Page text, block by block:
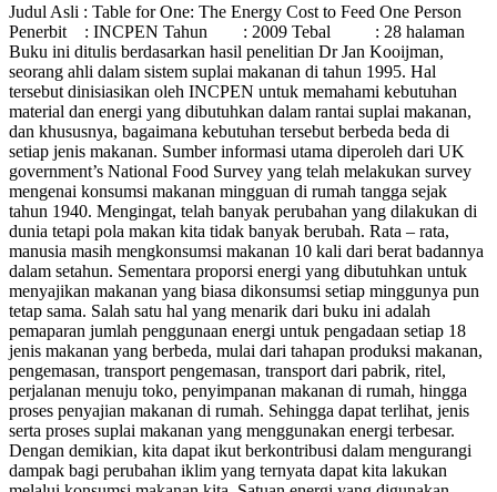
Judul Asli : Table for One: The Energy Cost to Feed One Person
Penerbit : INCPEN Tahun : 2009 Tebal : 28 halaman
Buku ini ditulis berdasarkan hasil penelitian Dr Jan Kooijman,
seorang ahli dalam sistem suplai makanan di tahun 1995. Hal
tersebut dinisiasikan oleh INCPEN untuk memahami kebutuhan
material dan energi yang dibutuhkan dalam rantai suplai makanan,
dan khususnya, bagaimana kebutuhan tersebut berbeda beda di
setiap jenis makanan. Sumber informasi utama diperoleh dari UK
government’s National Food Survey yang telah melakukan survey
mengenai konsumsi makanan mingguan di rumah tangga sejak
tahun 1940. Mengingat, telah banyak perubahan yang dilakukan di
dunia tetapi pola makan kita tidak banyak berubah. Rata – rata,
manusia masih mengkonsumsi makanan 10 kali dari berat badannya
dalam setahun. Sementara proporsi energi yang dibutuhkan untuk
menyajikan makanan yang biasa dikonsumsi setiap minggunya pun
tetap sama. Salah satu hal yang menarik dari buku ini adalah
pemaparan jumlah penggunaan energi untuk pengadaan setiap 18
jenis makanan yang berbeda, mulai dari tahapan produksi makanan,
pengemasan, transport pengemasan, transport dari pabrik, ritel,
perjalanan menuju toko, penyimpanan makanan di rumah, hingga
proses penyajian makanan di rumah. Sehingga dapat terlihat, jenis
serta proses suplai makanan yang menggunakan energi terbesar.
Dengan demikian, kita dapat ikut berkontribusi dalam mengurangi
dampak bagi perubahan iklim yang ternyata dapat kita lakukan